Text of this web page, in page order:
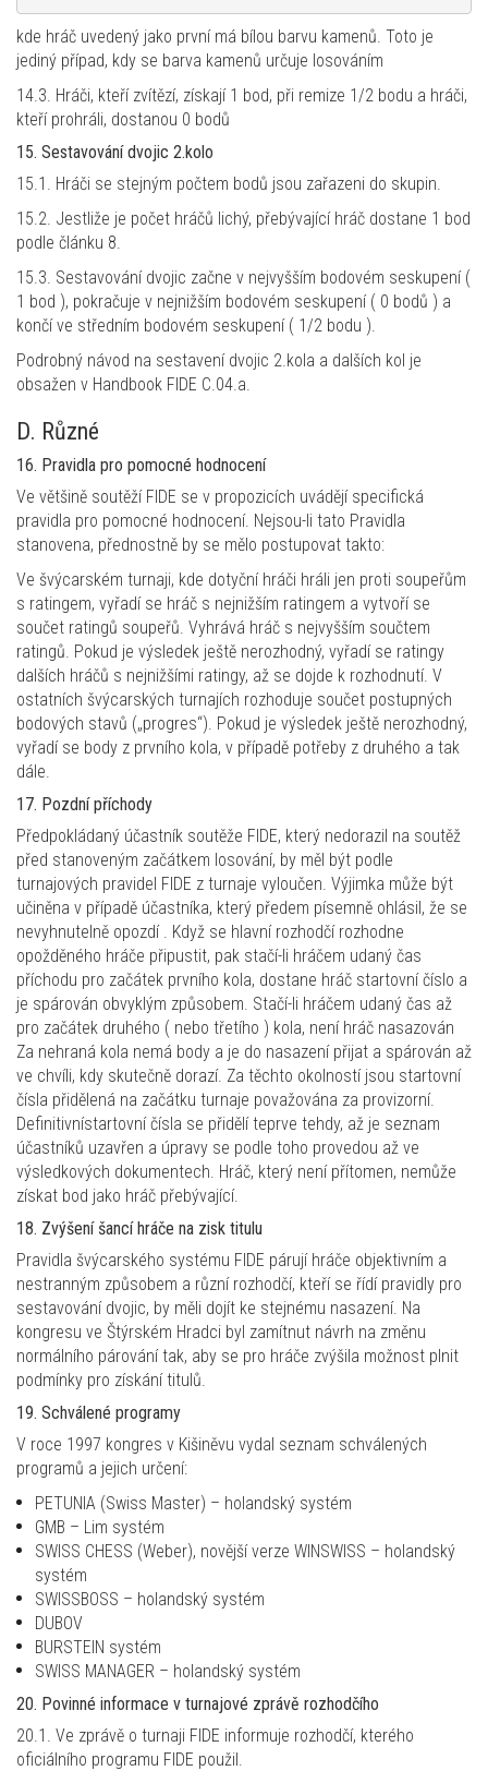
kde hráč uvedený jako první má bílou barvu kamenů. Toto je
jediný případ, kdy se barva kamenů určuje losováním
14.3. Hráči, kteří zvítězí, získají 1 bod, při remize 1/2 bodu a hráči,
kteří prohráli, dostanou 0 bodů
15. Sestavování dvojic 2.kolo
15.1. Hráči se stejným počtem bodů jsou zařazeni do skupin.
15.2. Jestliže je počet hráčů lichý, přebývající hráč dostane 1 bod
podle článku 8.
15.3. Sestavování dvojic začne v nejvyšším bodovém seskupení (
1 bod ), pokračuje v nejnižším bodovém seskupení ( 0 bodů ) a
končí ve středním bodovém seskupení ( 1/2 bodu ).
Podrobný návod na sestavení dvojic 2.kola a dalších kol je
obsažen v Handbook FIDE C.04.a.
D. Různé
16. Pravidla pro pomocné hodnocení
Ve většině soutěží FIDE se v propozicích uvádějí specifická
pravidla pro pomocné hodnocení. Nejsou-li tato Pravidla
stanovena, přednostně by se mělo postupovat takto:
Ve švýcarském turnaji, kde dotyční hráči hráli jen proti soupeřům
s ratingem, vyřadí se hráč s nejnižším ratingem a vytvoří se
součet ratingů soupeřů. Vyhrává hráč s nejvyšším součtem
ratingů. Pokud je výsledek ještě nerozhodný, vyřadí se ratingy
dalších hráčů s nejnižšími ratingy, až se dojde k rozhodnutí. V
ostatních švýcarských turnajích rozhoduje součet postupných
bodových stavů („progres“). Pokud je výsledek ještě nerozhodný,
vyřadí se body z prvního kola, v případě potřeby z druhého a tak
dále.
17. Pozdní příchody
Předpokládaný účastník soutěže FIDE, který nedorazil na soutěž
před stanoveným začátkem losování, by měl být podle
turnajových pravidel FIDE z turnaje vyloučen. Výjimka může být
učiněna v případě účastníka, který předem písemně ohlásil, že se
nevyhnutelně opozdí . Když se hlavní rozhodčí rozhodne
opožděného hráče připustit, pak stačí-li hráčem udaný čas
příchodu pro začátek prvního kola, dostane hráč startovní číslo a
je spárován obvyklým způsobem. Stačí-li hráčem udaný čas až
pro začátek druhého ( nebo třetího ) kola, není hráč nasazován
Za nehraná kola nemá body a je do nasazení přijat a spárován až
ve chvíli, kdy skutečně dorazí. Za těchto okolností jsou startovní
čísla přidělená na začátku turnaje považována za provizorní.
Definitivnístartovní čísla se přidělí teprve tehdy, až je seznam
účastníků uzavřen a úpravy se podle toho provedou až ve
výsledkových dokumentech. Hráč, který není přítomen, nemůže
získat bod jako hráč přebývající.
18. Zvýšení šancí hráče na zisk titulu
Pravidla švýcarského systému FIDE párují hráče objektivním a
nestranným způsobem a různí rozhodčí, kteří se řídí pravidly pro
sestavování dvojic, by měli dojít ke stejnému nasazení. Na
kongresu ve Štýrském Hradci byl zamítnut návrh na změnu
normálního párování tak, aby se pro hráče zvýšila možnost plnit
podmínky pro získání titulů.
19. Schválené programy
V roce 1997 kongres v Kišiněvu vydal seznam schválených
programů a jejich určení:
PETUNIA (Swiss Master) – holandský systém
GMB – Lim systém
SWISS CHESS (Weber), novější verze WINSWISS – holandský
systém
SWISSBOSS – holandský systém
DUBOV
BURSTEIN systém
SWISS MANAGER – holandský systém
20. Povinné informace v turnajové zprávě rozhodčího
20.1. Ve zprávě o turnaji FIDE informuje rozhodčí, kterého
oficiálního programu FIDE použil.